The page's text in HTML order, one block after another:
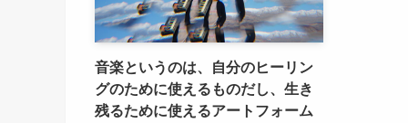
音楽というのは、自分のヒーリン
グのために使えるものだし、生き
残るために使えるアートフォーム